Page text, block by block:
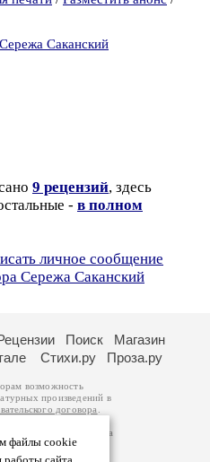
Саканский
9 рецензий, здесь
- в полном
личное сообщение
Сережа Саканский
файлы cookie
Поиск
Магазин
Стихи.ру Проза.ру
возможность
произведений в
договора
принадлежат авторам
произведений возможна
вы можете
Ответственность за